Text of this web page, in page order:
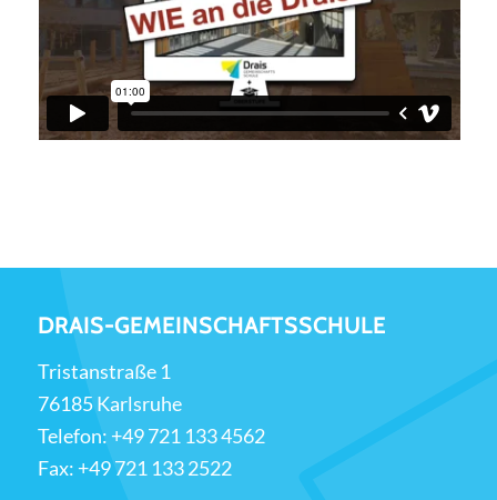
DRAIS-GEMEINSCHAFTSSCHULE
Tristanstraße 1
76185 Karlsruhe
Telefon: +49 721 133 4562
Fax: +49 721 133 2522